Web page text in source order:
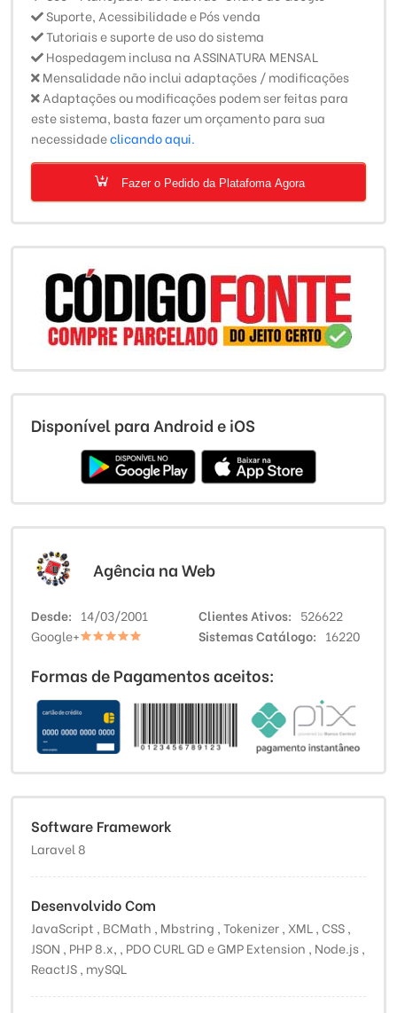
Suporte, Acessibilidade e Pós venda
Tutoriais e suporte de uso do sistema
Hospedagem inclusa na ASSINATURA MENSAL
Mensalidade não inclui adaptações / modificações
Adaptações ou modificações podem ser feitas para
este sistema, basta fazer um orçamento para sua
necessidadeclicando aqui.
Fazer o Pedido da Platafoma Agora
Disponível para Android e iOS
Agência na Web
Desde 14/03/2001 Clientes Ativos
526622
Google+
Sistemas Catálogo 16220
Formas de Pagamentos aceitos:
Software Framework
Laravel 8
Desenvolvido Com
JavaScript , BCMath , Mbstring , Tokenizer , XML , CSS ,
JSON , PHP 8.x, , PDO CURL GD e GMP Extension , Node.js ,
ReactJS , mySQL